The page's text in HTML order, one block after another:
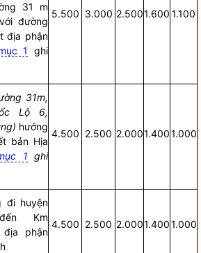
31 m
đường
địa phận
1
ghi
5.500 3.000 2.5001.600 1.100
31m,
Lộ 6,
hướng
bản Hịa
1 ghi
4.500 2.500 2.0001.4001.000
đi huyện
Km
phận
4.500 2.500 2.0001.4001.000